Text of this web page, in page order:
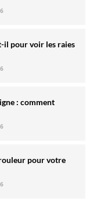
il pour voir les raies
: comment
pour votre